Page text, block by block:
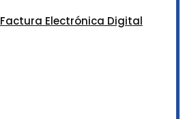
Factura Electrónica Digital